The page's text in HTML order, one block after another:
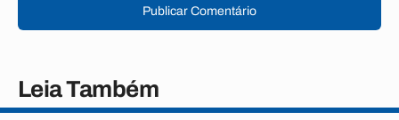
Publicar Comentário
Leia Também